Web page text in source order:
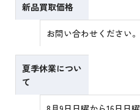
新品買取価格
お問い合わせください。
夏季休業につい
て